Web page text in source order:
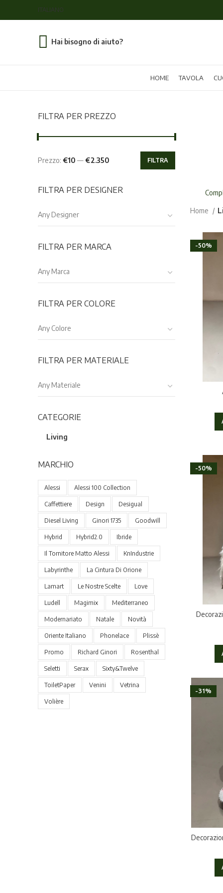
ITALIANO
Hai bisogno di aiuto?
HOME TAVOLA
FILTRA PER PREZZO
FILTRA
Prezzo: €10 —€2.350
FILTRA PER DESIGNER
Any Designer
FILTRA PER MARCA
Any Marca
FILTRA PER COLORE
Any Colore
FILTRA PER MATERIALE
Any Materiale
CATEGORIE
Living
MARCHIO
Alessi Alessi 100 Collection
Caffettiere Design Desigual
Diesel Living Ginori 1735 Goodwill
Hybrid Hybrid2.0 Ibride
Il Tornitore Matto Alessi KnIndustrie
Labyrinthe La Cintura Di Orione
Lamart Le Nostre Scelte Love
Ludell Magimix Mediterraneo
Modernariato Natale Novità
Oriente Italiano Phonelace Plissè
Promo Richard Ginori Rosenthal
Seletti Serax Sixty&Twelve
ToiletPaper Venini Vetrina
Volière
Home
-50%
-50%
-31%